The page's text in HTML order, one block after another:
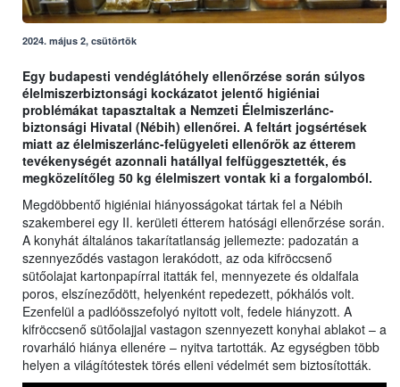
2024. május 2, csütörtök
Egy budapesti vendéglátóhely ellenőrzése során súlyos
élelmiszerbiztonsági kockázatot jelentő higiéniai
problémákat tapasztaltak a Nemzeti Élelmiszerlánc-
biztonsági Hivatal (Nébih) ellenőrei. A feltárt jogsértések
miatt az élelmiszerlánc-felügyeleti ellenőrök az étterem
tevékenységét azonnali hatállyal felfüggesztették, és
megközelítőleg 50 kg élelmiszert vontak ki a forgalomból.
Megdöbbentő higiéniai hiányosságokat tártak fel a Nébih
szakemberei egy II. kerületi étterem hatósági ellenőrzése során.
A konyhát általános takarítatlanság jellemezte: padozatán a
szennyeződés vastagon lerakódott, az oda kifröccsenő
sütőolajat kartonpapírral itatták fel, mennyezete és oldalfala
poros, elszíneződött, helyenként repedezett, pókhálós volt.
Ezenfelül a padlóösszefolyó nyitott volt, fedele hiányzott. A
kifröccsenő sütőolajjal vastagon szennyezett konyhai ablakot – a
rovarháló hiánya ellenére – nyitva tartották. Az egységben több
helyen a világítótestek törés elleni védelmét sem biztosították.